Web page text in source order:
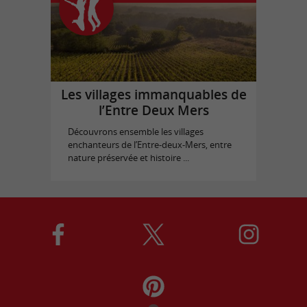
Les villages immanquables de
l’Entre Deux Mers
Découvrons ensemble les villages
enchanteurs de l’Entre-deux-Mers, entre
nature préservée et histoire ...